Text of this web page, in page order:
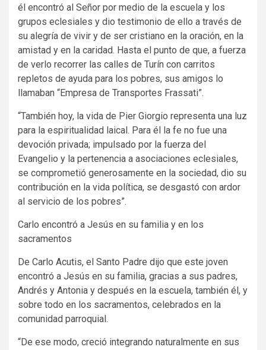
él encontró al Señor por medio de la escuela y los
grupos eclesiales y dio testimonio de ello a través de
su alegría de vivir y de ser cristiano en la oración, en la
amistad y en la caridad. Hasta el punto de que, a fuerza
de verlo recorrer las calles de Turín con carritos
repletos de ayuda para los pobres, sus amigos lo
llamaban “Empresa de Transportes Frassati”.
“También hoy, la vida de Pier Giorgio representa una luz
para la espiritualidad laical. Para él la fe no fue una
devoción privada; impulsado por la fuerza del
Evangelio y la pertenencia a asociaciones eclesiales,
se comprometió generosamente en la sociedad, dio su
contribución en la vida política, se desgastó con ardor
al servicio de los pobres”.
Carlo encontró a Jesús en su familia y en los
sacramentos
De Carlo Acutis, el Santo Padre dijo que este joven
encontró a Jesús en su familia, gracias a sus padres,
Andrés y Antonia y después en la escuela, también él, y
sobre todo en los sacramentos, celebrados en la
comunidad parroquial.
“De ese modo, creció integrando naturalmente en sus